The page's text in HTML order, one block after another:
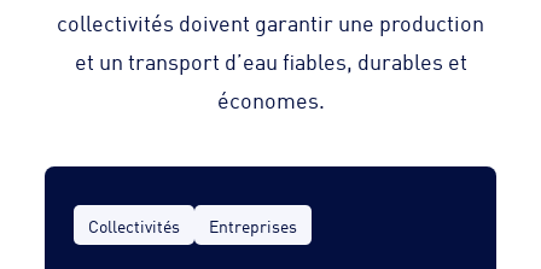
collectivités doivent garantir une production
et un transport d’eau fiables, durables et
économes.
Collectivités Entreprises